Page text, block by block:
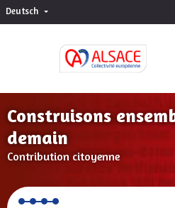
Deutsch Choisir la langue
Construisons
demain
Contribution citoyenne